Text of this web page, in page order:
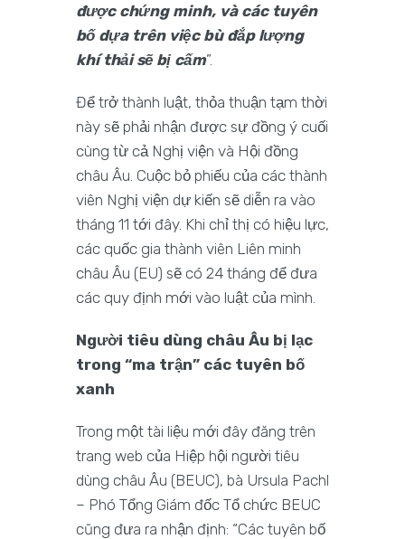
được chứng minh, và các tuyên
bố dựa trên việc bù đắp lượng
khí thải sẽ bị cấm”.
Để trở thành luật, thỏa thuận tạm thời
này sẽ phải nhận được sự đồng ý cuối
cùng từ cả Nghị viện và Hội đồng
châu Âu. Cuộc bỏ phiếu của các thành
viên Nghị viện dự kiến sẽ diễn ra vào
tháng 11 tới đây. Khi chỉ thị có hiệu lực,
các quốc gia thành viên Liên minh
châu Âu (EU) sẽ có 24 tháng để đưa
các quy định mới vào luật của mình.
Người tiêu dùng châu Âu bị lạc
trong “ma trận” các tuyên bố
xanh
Trong một tài liệu mới đây đăng trên
trang web của Hiệp hội người tiêu
dùng châu Âu (BEUC), bà Ursula Pachl
– Phó Tổng Giám đốc Tổ chức BEUC
cũng đưa ra nhận định: “Các tuyên bố